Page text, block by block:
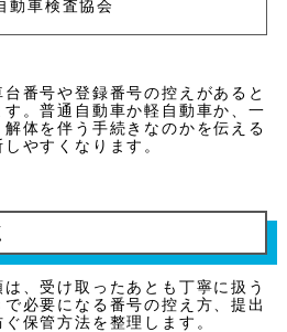
動車検査協会
番号や登録番号の控えがあると
。普通自動車か軽自動車か、一
体を伴う手続きなのかを伝える
やすくなります。
、受け取ったあとも丁寧に扱う
必要になる番号の控え方、提出
保管方法を整理します。